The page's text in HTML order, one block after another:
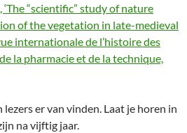
“scientific” study of nature
of the vegetation in late-medieval
internationale de l’histoire des
la pharmacie et de la technique,
er van vinden. Laat je horen in
na vijftig jaar.